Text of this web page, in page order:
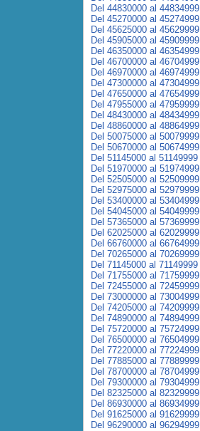
Del 44830000 al 44834999
Del 45270000 al 45274999
Del 45625000 al 45629999
Del 45905000 al 45909999
Del 46350000 al 46354999
Del 46700000 al 46704999
Del 46970000 al 46974999
Del 47300000 al 47304999
Del 47650000 al 47654999
Del 47955000 al 47959999
Del 48430000 al 48434999
Del 48860000 al 48864999
Del 50075000 al 50079999
Del 50670000 al 50674999
Del 51145000 al 51149999
Del 51970000 al 51974999
Del 52505000 al 52509999
Del 52975000 al 52979999
Del 53400000 al 53404999
Del 54045000 al 54049999
Del 57365000 al 57369999
Del 62025000 al 62029999
Del 66760000 al 66764999
Del 70265000 al 70269999
Del 71145000 al 71149999
Del 71755000 al 71759999
Del 72455000 al 72459999
Del 73000000 al 73004999
Del 74205000 al 74209999
Del 74890000 al 74894999
Del 75720000 al 75724999
Del 76500000 al 76504999
Del 77220000 al 77224999
Del 77885000 al 77889999
Del 78700000 al 78704999
Del 79300000 al 79304999
Del 82325000 al 82329999
Del 86930000 al 86934999
Del 91625000 al 91629999
Del 96290000 al 96294999